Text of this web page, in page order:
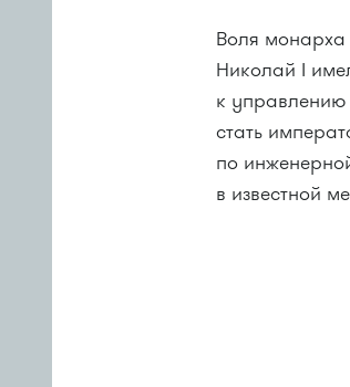
Воля
Николай I
к
стать
по
в известной